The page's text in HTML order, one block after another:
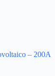
– 200A